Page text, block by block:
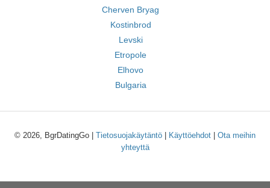
Cherven Bryag
Kostinbrod
Levski
Etropole
Elhovo
Bulgaria
© 2026, BgrDatingGo | Tietosuojakäytäntö Käyttöehdot
Ota meihin
yhteyttä